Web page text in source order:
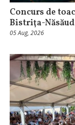
​Concurs de
Bistriţa-Năsăud
05 Aug, 2026